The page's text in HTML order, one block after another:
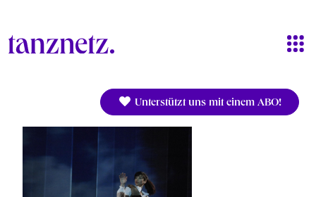
Unterstützt uns mit einem ABO!